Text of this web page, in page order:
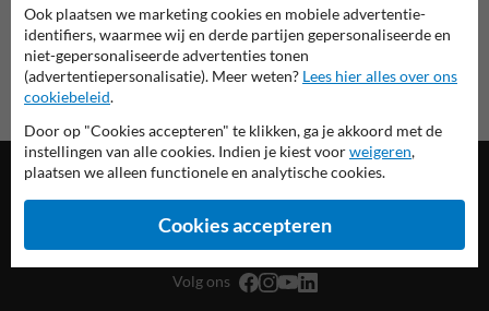
Volg ons
Ook plaatsen we marketing cookies en mobiele advertentie-
identifiers, waarmee wij en derde partijen gepersonaliseerde en
niet-gepersonaliseerde advertenties tonen
(advertentiepersonalisatie). Meer weten? Lees hier alles over ons
cookiebeleid.
Door op "Cookies accepteren" te klikken, ga je akkoord met de
instellingen van alle cookies. Indien je kiest voorweigeren,
plaatsen we alleen functionele en analytische cookies.
Cookies accepteren